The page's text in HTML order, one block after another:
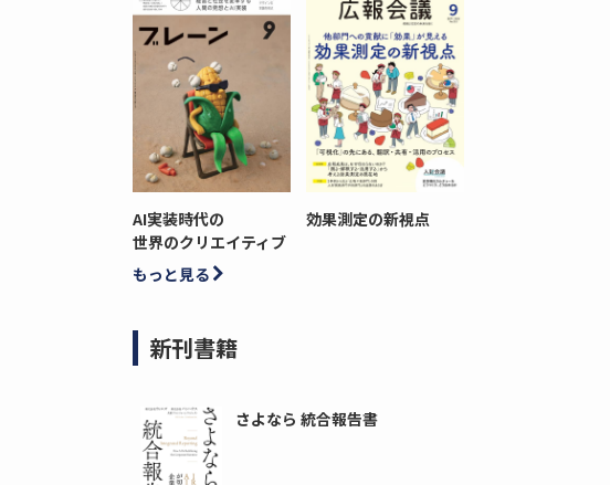
AI実装時代の
世界のクリエイティブ
効果測定の新視点
もっと見る
新刊書籍
さよなら 統合報告書